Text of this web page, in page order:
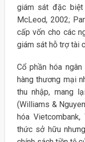
giám sát đặc biệt
McLeod, 2002;
cấp vốn cho các
giám sát hỗ trợ tài
Cổ phần hóa
hàng thương mại
thu nhập, mang
(Williams &
hóa
thức sở hữu